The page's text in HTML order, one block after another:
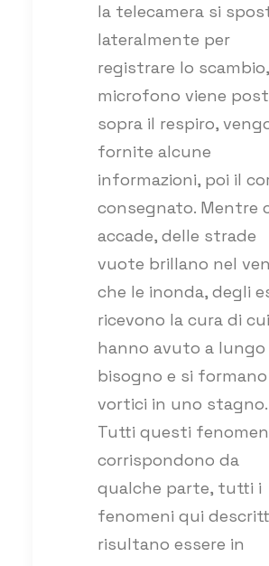
la telecamera si
lateralmente per
registrare lo
microfono viene
sopra il respiro,
fornite alcune
informazioni, poi il
consegnato. Mentre
accade, delle strade
vuote brillano nel
che le inonda, degli
ricevono la cura di cui
hanno avuto a lungo
bisogno e si formano
vortici in uno stagno.
Tutti questi
corrispondono da
qualche parte, tutti i
fenomeni qui
risultano essere in